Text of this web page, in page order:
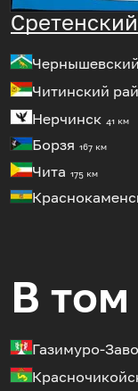
Читинский
Нерчинск 41 км
Борзя 167 км
Чита 175 км
В
Газимуро-